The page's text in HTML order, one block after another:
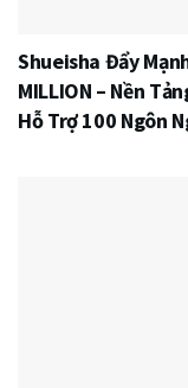
Shueisha Đẩy
MILLION – Nền
Hỗ Trợ 100 Ngôn